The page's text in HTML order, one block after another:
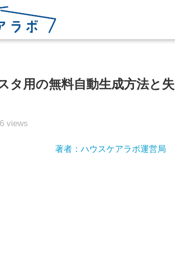
タ用の無料自動生成方法と失
views
著者：ハウスケアラボ運営局